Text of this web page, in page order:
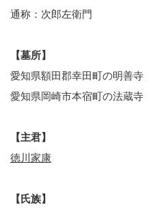
通称：次郎左衛門
【墓所】
愛知県額田郡幸田町の明善寺
愛知県岡崎市本宿町の法蔵寺
【主君】
徳川家康
【氏族】